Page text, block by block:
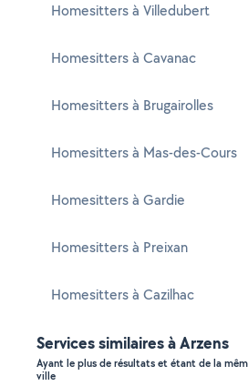
Homesitters à Villedubert
Homesitters à Cavanac
Homesitters à Brugairolles
Homesitters à Mas-des-Cours
Homesitters à Gardie
Homesitters à Preixan
Homesitters à Cazilhac
Services similaires à Arzens
Ayant le plus de résultats et étant de la
ville